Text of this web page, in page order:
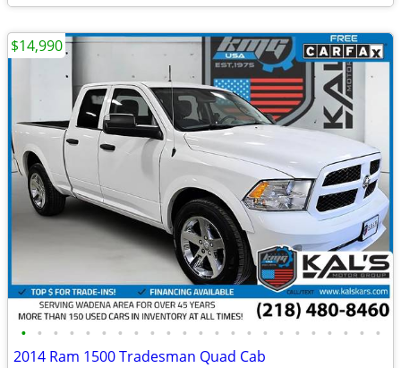
• • • • • • • • • • • • • • • • • • • • • • •
2014 Ram 1500 Tradesman Quad Cab
$14,990